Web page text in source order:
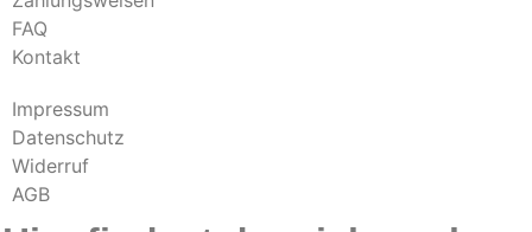
FAQ
Kontakt
Impressum
Datenschutz
Widerruf
AGB